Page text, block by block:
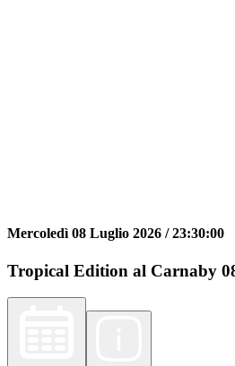
Mercoledì 08 Luglio 2026 /23:30:00
Tropical Edition al Carnaby